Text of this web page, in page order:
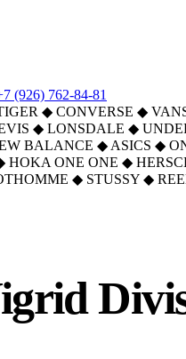
(926) 762-84-81
◆ CONVERSE ◆
◆ LONSDALE ◆
BALANCE ◆ ASICS ◆
HOKA ONE ONE ◆
◆ STUSSY ◆